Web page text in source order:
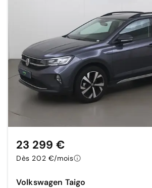
Volkswagen Taigo
23 299 €
Dès 202 €/mois